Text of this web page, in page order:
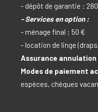
- dépôt de garantie :
-Services en option :
- ménage final : 50 €
- location de linge
Assurance
Modes de paiement
espèces, chèques